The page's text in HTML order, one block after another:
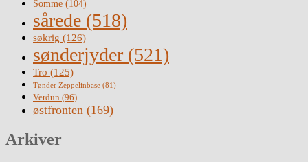
Somme (104)
sårede (518)
søkrig (126)
sønderjyder (521)
Tro (125)
Tønder Zeppelinbase (81)
Verdun (96)
østfronten (169)
Arkiver